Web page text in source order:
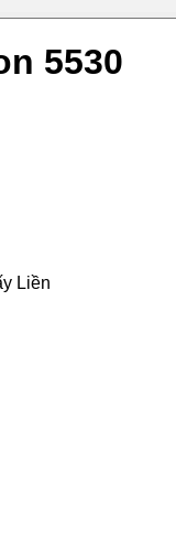
5530
Liền